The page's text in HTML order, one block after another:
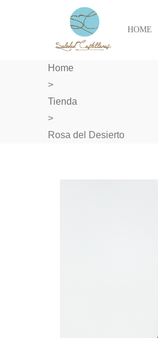
HOME
Home
>
Tienda
>
Rosa del Desierto